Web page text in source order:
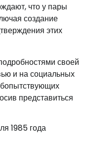
что у пары
создание
этих
своей
и на социальных
представиться
1985 года